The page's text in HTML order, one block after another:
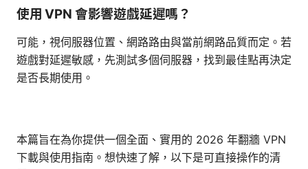
使用 VPN 會影響遊戲延遲嗎？
可能，視伺服器位置、網路路由與當前網路品質而定。若
遊戲對延遲敏感，先測試多個伺服器，找到最佳點再決定
是否長期使用。
本篇旨在為你提供一個全面、實用的 2026 年翻牆 VPN
下載與使用指南。想快速了解，以下是可直接操作的清